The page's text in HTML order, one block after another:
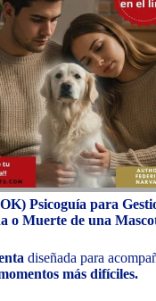
Psicoguía para
o Muerte de una
diseñada para
más difíciles.